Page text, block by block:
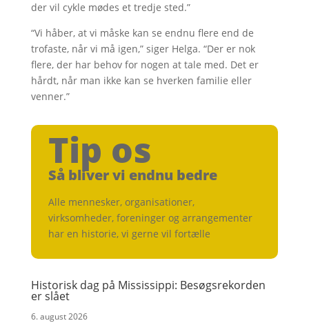
der vil cykle mødes et tredje sted.”
“Vi håber, at vi måske kan se endnu flere end de
trofaste, når vi må igen,” siger Helga. “Der er nok
flere, der har behov for nogen at tale med. Det er
hårdt, når man ikke kan se hverken familie eller
venner.”
Tip os
Så bliver vi endnu bedre
Alle mennesker, organisationer,
virksomheder, foreninger og arrangementer
har en historie, vi gerne vil fortælle
Historisk dag på Mississippi: Besøgsrekorden
er slået
6. august 2026